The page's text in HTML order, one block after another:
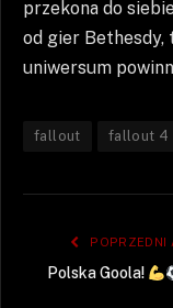
przekona do
od gier
uniwersum
fallout fallout 4
POPRZEDNI
Polska Goola!